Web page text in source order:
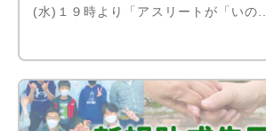
(水)１９時より「アスリートが「いの...